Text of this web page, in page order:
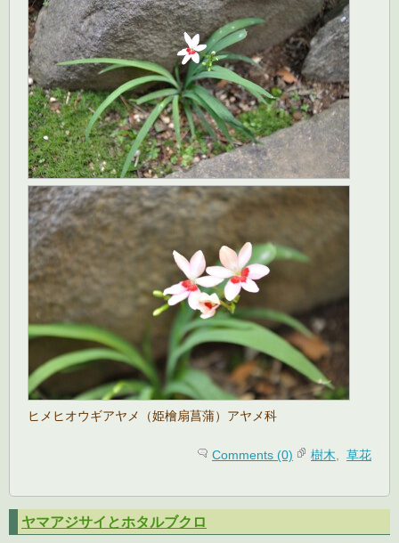
ヒメヒオウギアヤメ（姫檜扇菖蒲）アヤメ科
Comments (0) 樹木 草花
ヤマアジサイとホタルブクロ